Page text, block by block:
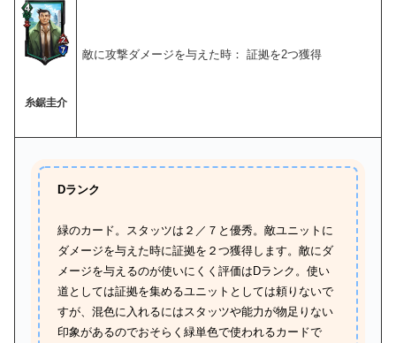
糸鋸圭介
敵に攻撃ダメージを与えた時： 証拠を2つ獲得
Dランク
緑のカード。スタッツは２／７と優秀。敵ユニットに
ダメージを与えた時に証拠を２つ獲得します。敵にダ
メージを与えるのが使いにくく評価はDランク。使い
道としては証拠を集めるユニットとしては頼りないで
すが、混色に入れるにはスタッツや能力が物足りない
印象があるのでおそらく緑単色で使われるカードで